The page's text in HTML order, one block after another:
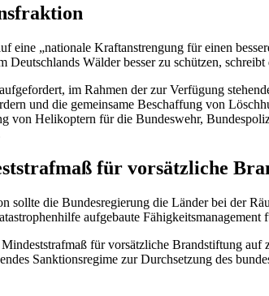
eine „nationale Kraftanstrengung für einen
Deutschlands Wälder besser zu schützen,
im Rahmen der zur Verfügung
und die gemeinsame Beschaffung von
von Helikoptern für die Bundeswehr,
für vorsätzliche
sollte die Bundesregierung die Länder bei der
aufgebaute
für vorsätzliche Brandstiftung
Sanktionsregime zur Durchsetzung des